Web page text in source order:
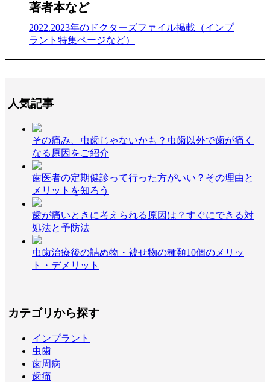
著者本など
2022.2023年のドクターズファイル掲載（インプ
ラント特集ページなど）
人気記事
その痛み、虫歯じゃないかも？虫歯以外で歯が痛く
なる原因をご紹介
歯医者の定期健診って行った方がいい？その理由と
メリットを知ろう
歯が痛いときに考えられる原因は？すぐにできる対
処法と予防法
虫歯治療後の詰め物・被せ物の種類10個のメリッ
ト・デメリット
カテゴリから探す
インプラント
虫歯
歯周病
歯痛